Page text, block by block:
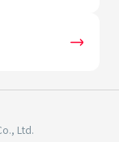
Ltd.